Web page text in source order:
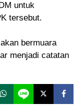
untuk
tersebut.
bermuara
menjadi catatan